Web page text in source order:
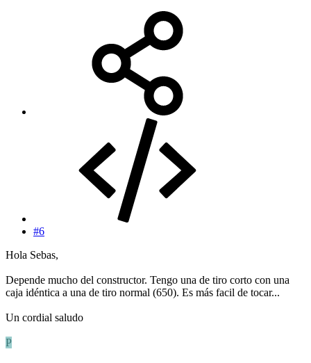
#6
Hola Sebas,
Depende mucho del constructor. Tengo una de tiro corto con una
caja idéntica a una de tiro normal (650). Es más facil de tocar...
Un cordial saludo
P